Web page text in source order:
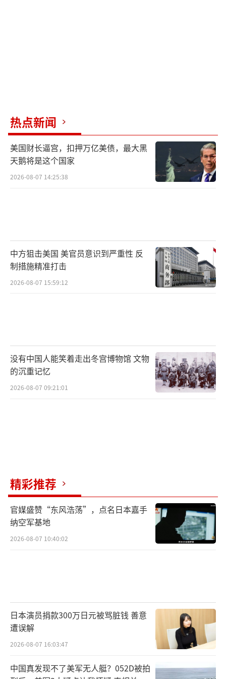
来源：长安街知事微信公众号（责任编辑：杨
靖）
热点新闻
美国财长逼宫，扣押万亿美债，最大黑
天鹅将是这个国家
2026-08-07 14:25:38
中方狙击美国 美官员意识到严重性 反
制措施精准打击
2026-08-07 15:59:12
没有中国人能笑着走出冬宫博物馆 文物
的沉重记忆
2026-08-07 09:21:01
精彩推荐
官媒盛赞“东风浩荡”，点名日本嘉手
纳空军基地
2026-08-07 10:40:02
日本演员捐款300万日元被骂脏钱 善意
遭误解
2026-08-07 16:03:47
中国真发现不了美军无人艇？052D被拍